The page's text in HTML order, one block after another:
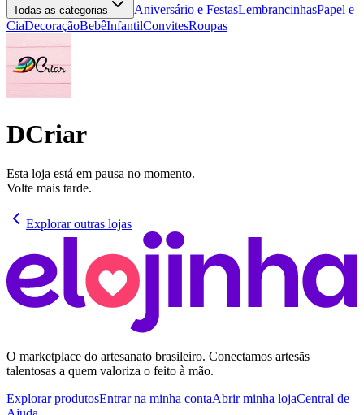
Todas as categorias Aniversário e FestasLembrancinhasPapel e
CiaDecoraçãoBebêInfantilConvitesRoupas
DCriar
Esta loja está em pausa no momento.
Volte mais tarde.
Explorar outras lojas
O marketplace do artesanato brasileiro. Conectamos artesãs
talentosas a quem valoriza o feito à mão.
Explorar produtosEntrar na minha contaAbrir minha lojaCentral de